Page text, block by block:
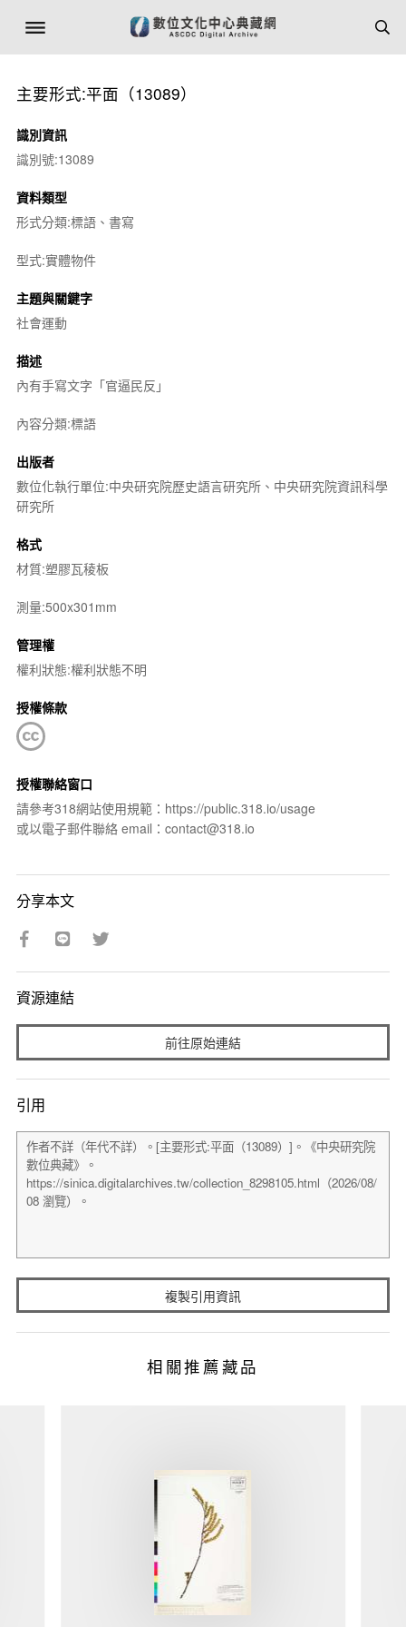
主要形式:平面（13089）
識別資訊
識別號:13089
資料類型
形式分類:標語、書寫
型式:實體物件
主題與關鍵字
社會運動
描述
內有手寫文字「官逼民反」
內容分類:標語
出版者
數位化執行單位:中央研究院歷史語言研究所、中央研究院資訊科學
研究所
格式
材質:塑膠瓦稜板
測量:500x301mm
管理權
權利狀態:權利狀態不明
授權條款
授權聯絡窗口
請參考318網站使用規範：https://public.318.io/usage
或以電子郵件聯絡 email：contact@318.io
分享本文
資源連結
前往原始連結
引用
複製引用資訊
相關推薦藏品